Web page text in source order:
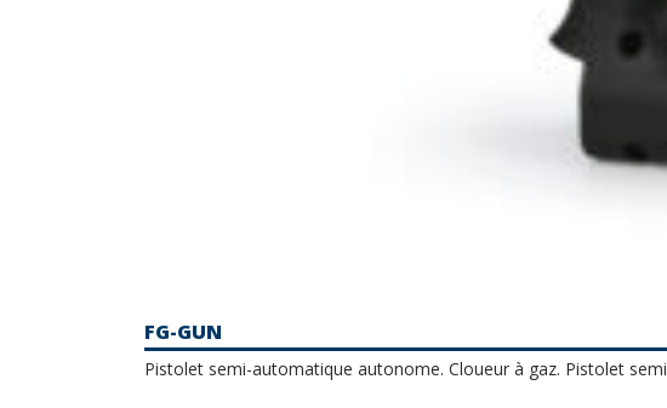
FG-GUN
Pistolet semi-automatique autonome. Cloueur à gaz. Pistolet